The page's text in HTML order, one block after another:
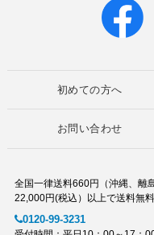
初めての方へ
お問い合わせ
全国一律送料660円（沖縄、離
22,000円(税込）以上で送料無料
0120-99-3231